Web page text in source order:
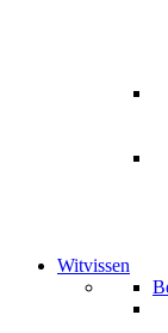
Witvissen